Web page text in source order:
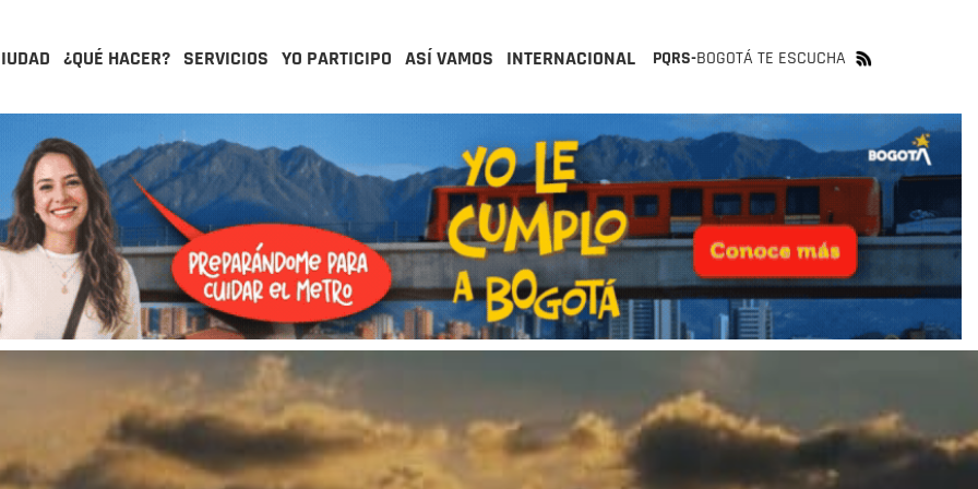
¿QUÉ HACER? SERVICIOS YO PARTICIPO ASÍ VAMOS INTERNACIONAL PQRS-BOGOTÁ TE ESCUCHA